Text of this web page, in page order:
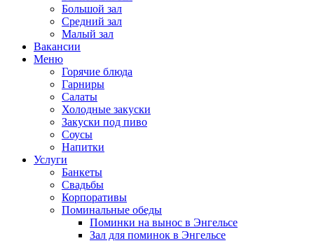
Большой зал
Средний зал
Малый зал
Вакансии
Меню
Горячие блюда
Гарниры
Салаты
Холодные закуски
Закуски под пиво
Соусы
Напитки
Услуги
Банкеты
Свадьбы
Корпоративы
Поминальные обеды
Поминки на вынос в Энгельсе
Зал для поминок в Энгельсе